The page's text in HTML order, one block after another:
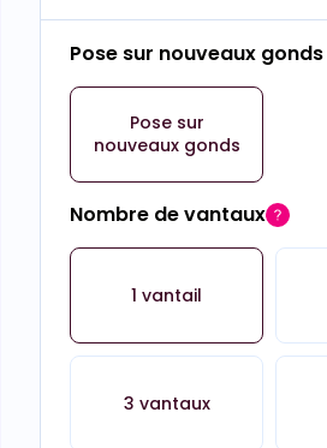
Pose sur nouveaux gonds
Pose sur
nouveaux gonds
Nombre de vantaux
1 vantail
3 vantaux